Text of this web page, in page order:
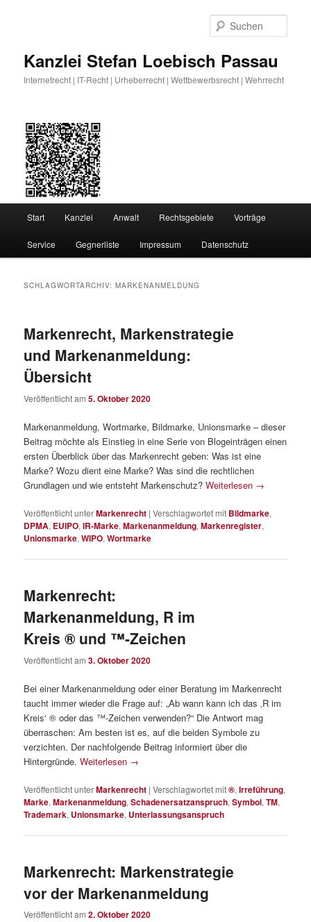
Kanzlei Stefan Loebisch Passau
Internetrecht | IT-Recht | Urheberrecht | Wettbewerbsrecht | Wehrrecht
Start Kanzlei Anwalt Rechtsgebiete Vorträge
Service Gegnerliste Impressum Datenschutz
SCHLAGWORTARCHIV:MARKENANMELDUNG
Markenrecht, Markenstrategie
und Markenanmeldung:
Übersicht
Veröffentlicht am5. Oktober 2020
Markenanmeldung, Wortmarke, Bildmarke, Unionsmarke – dieser
Beitrag möchte als Einstieg in eine Serie von Blogeinträgen einen
ersten Überblick über das Markenrecht geben: Was ist eine
Marke? Wozu dient eine Marke? Was sind die rechtlichen
Grundlagen und wie entsteht Markenschutz?Weiterlesen →
Veröffentlicht unterMarkenrecht |Verschlagwortet mit Bildmarke,
DPMA, EUIPO,IR-Marke,Markenanmeldung,Markenregister,
Unionsmarke,WIPO,Wortmarke
Markenrecht:
Markenanmeldung, R im
Kreis ® und ™-Zeichen
Veröffentlicht am3. Oktober 2020
Bei einer Markenanmeldung oder einer Beratung im Markenrecht
taucht immer wieder die Frage auf: „Ab wann kann ich das ‚R im
Kreis‘ ® oder das ™-Zeichen verwenden?“ Die Antwort mag
überraschen: Am besten ist es, auf die beiden Symbole zu
verzichten. Der nachfolgende Beitrag informiert über die
Hintergründe.Weiterlesen →
Veröffentlicht unterMarkenrecht |Verschlagwortet mit®,Irreführung,
Marke,Markenanmeldung,Schadenersatzanspruch,Symbol,TM,
Trademark, Unionsmarke, Unterlassungsanspruch
Markenrecht: Markenstrategie
vor der Markenanmeldung
Veröffentlicht am2. Oktober 2020